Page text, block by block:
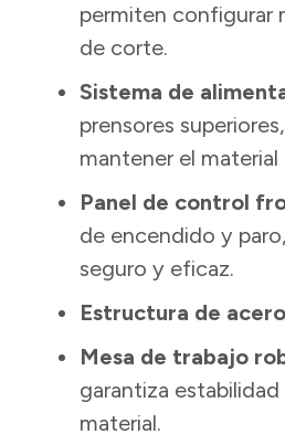
permiten configurar
de corte.
Sistema de
prensores
mantener el
Panel de control
de encendido y
seguro y eficaz.
Estructura de acero
Mesa de trabajo
garantiza
material.